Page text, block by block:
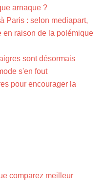
arnaque ?
Paris : selon mediapart,
en raison de la polémique
sont désormais
s'en fout
pour encourager la